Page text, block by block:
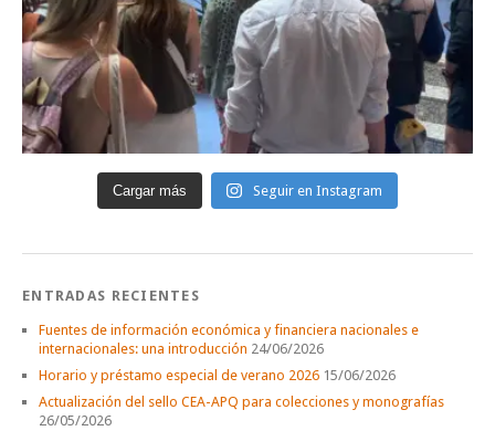
Cargar más Seguir en Instagram
ENTRADAS RECIENTES
Fuentes de información económica y financiera nacionales e
internacionales: una introducción 24/06/2026
Horario y préstamo especial de verano 2026 15/06/2026
Actualización del sello CEA-APQ para colecciones y monografías
26/05/2026